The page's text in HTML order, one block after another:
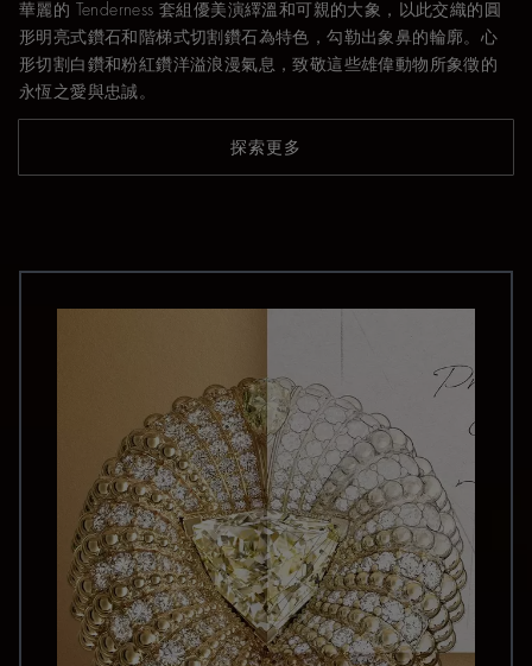
華麗的 Tenderness 套組優美演繹溫和可親的大象，以此交織的圓
形明亮式鑽石和階梯式切割鑽石為特色，勾勒出象鼻的輪廓。心
形切割白鑽和粉紅鑽洋溢浪漫氣息，致敬這些雄偉動物所象徵的
永恆之愛與忠誠。
探索更多